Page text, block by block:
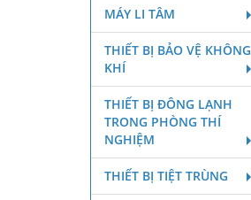
MÁY LI TÂM
THIẾT BỊ BẢO VỆ KHÔNG
KHÍ
THIẾT BỊ ĐÔNG LẠNH
TRONG PHÒNG THÍ
NGHIỆM
THIẾT BỊ TIỆT TRÙNG